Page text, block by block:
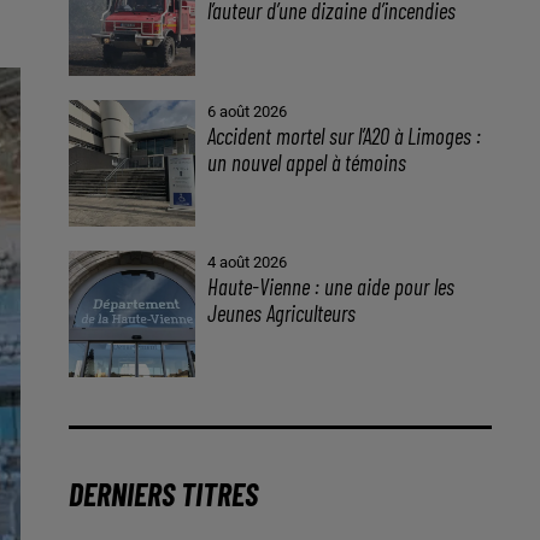
l’auteur d’une dizaine d’incendies
6 août 2026
Accident mortel sur l’A20 à Limoges :
un nouvel appel à témoins
4 août 2026
Haute-Vienne : une aide pour les
Jeunes Agriculteurs
DERNIERS TITRES